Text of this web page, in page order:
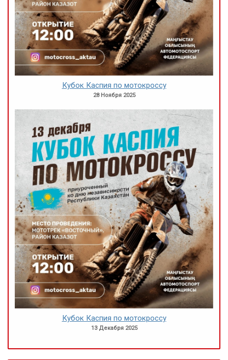
Кубок Каспия по мотокроссу
28 Ноября 2025
Кубок Каспия по мотокроссу
13 Декабря 2025